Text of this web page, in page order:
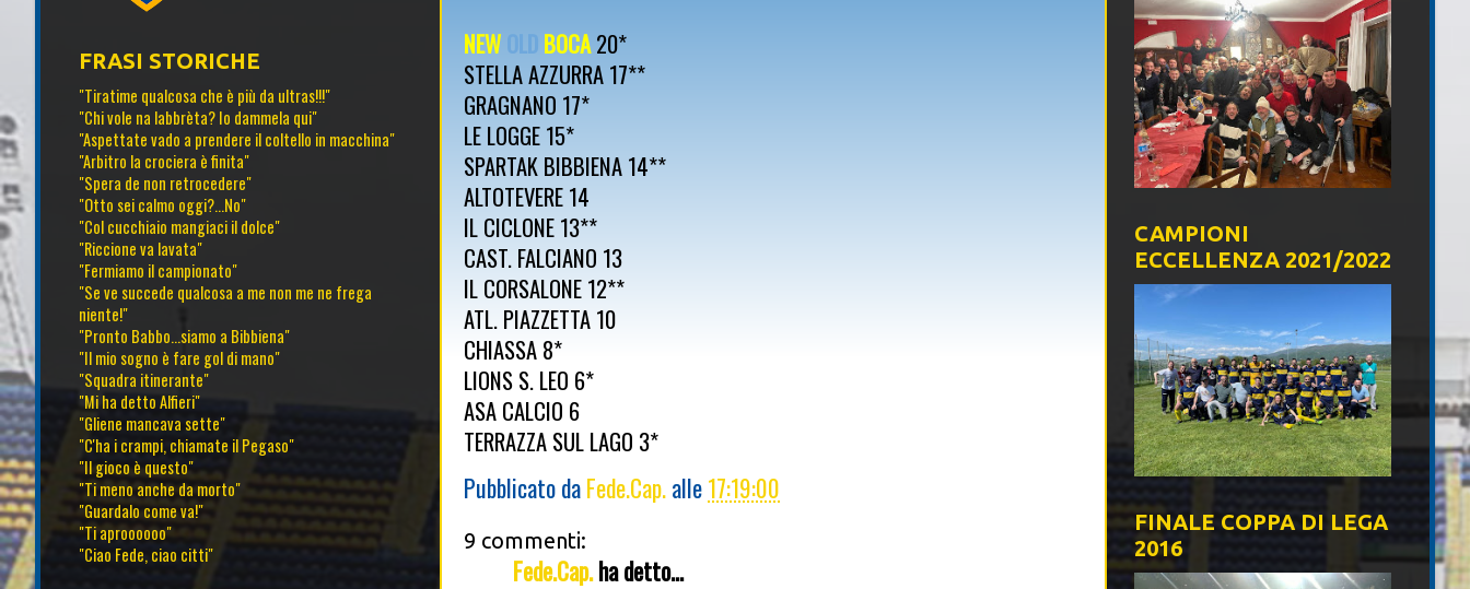
NEW OLD BOCA 20*
STELLA AZZURRA 17**
GRAGNANO 17*
LE LOGGE 15*
SPARTAK BIBBIENA 14**
ALTOTEVERE 14
IL CICLONE 13**
CAST. FALCIANO 13
IL CORSALONE 12**
ATL. PIAZZETTA 10
CHIASSA 8*
LIONS S. LEO 6*
ASA CALCIO 6
TERRAZZA SUL LAGO 3*
Pubblicato daFede.Cap.alle17:19:00
9 commenti:
Fede.Cap.ha detto...
FRASI STORICHE
"Tiratime qualcosa che è più da ultras!!!"
"Chi vole na labbrèta? Io dammela qui"
"Aspettate vado a prendere il coltello in macchina"
"Arbitro la crociera è finita"
"Spera de non retrocedere"
"Otto sei calmo oggi?...No"
"Col cucchiaio mangiaci il dolce"
"Riccione va lavata"
"Fermiamo il campionato"
"Se ve succede qualcosa a me non me ne frega
niente!"
"Pronto Babbo...siamo a Bibbiena"
"Il mio sogno è fare gol di mano"
"Squadra itinerante"
"Mi ha detto Alfieri"
"Gliene mancava sette"
"C'ha i crampi, chiamate il Pegaso"
"Il gioco è questo"
"Ti meno anche da morto"
"Guardalo come va!"
"Ti aproooooo"
"Ciao Fede, ciao citti"
CAMPIONI
ECCELLENZA 2021/2022
FINALE COPPA DI LEGA
2016